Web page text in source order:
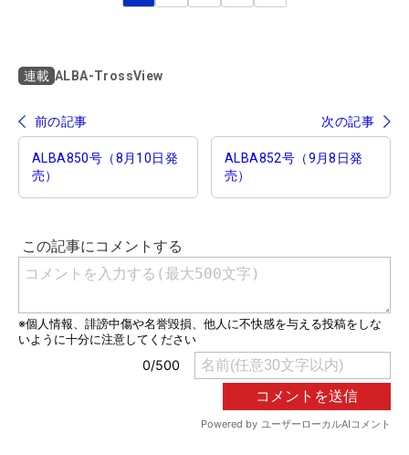
連載 ALBA-TrossView
前の記事 次の記事
ALBA850号（8月10日発
売）
ALBA852号（9月8日発
売）